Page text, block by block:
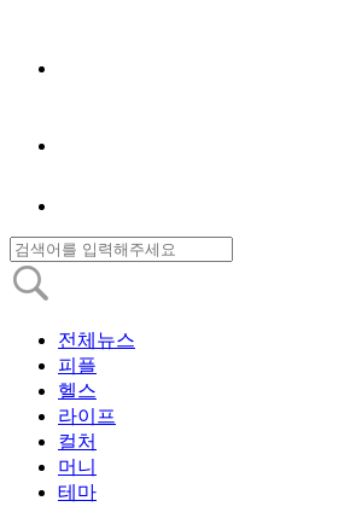
전체뉴스
피플
헬스
라이프
컬처
머니
테마